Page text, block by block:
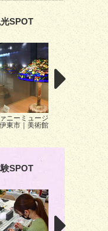
SPOT
ニーミュージ
東市｜美術館
熱川ほっとぱぁ
東伊豆町｜足湯
SPOT